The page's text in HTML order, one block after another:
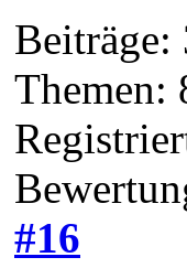
Beiträge:
Themen:
#16